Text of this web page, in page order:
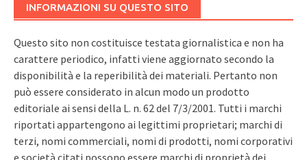
INFORMAZIONI SU QUESTO SITO
Questo sito non costituisce testata giornalistica e non ha
carattere periodico, infatti viene aggiornato secondo la
disponibilità e la reperibilità dei materiali. Pertanto non
può essere considerato in alcun modo un prodotto
editoriale ai sensi della L. n. 62 del 7/3/2001. Tutti i marchi
riportati appartengono ai legittimi proprietari; marchi di
terzi, nomi commerciali, nomi di prodotti, nomi corporativi